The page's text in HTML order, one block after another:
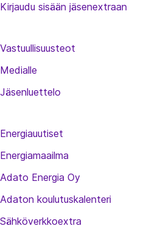
Kirjaudu sisään jäsenextraan
Vastuullisuusteot
Medialle
Jäsenluettelo
Energiauutiset
Energiamaailma
Adato Energia Oy
Adaton koulutuskalenteri
Sähköverkkoextra